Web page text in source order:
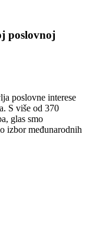
poslovnoj
poslovne interese
S više od 370
glas smo
izbor međunarodnih